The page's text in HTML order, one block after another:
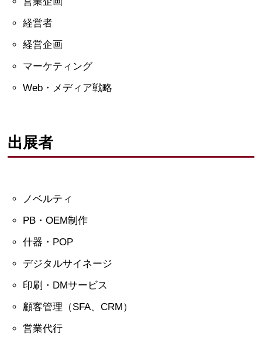
経営者
経営企画
マーケティング
Web・メディア戦略
出展者
ノベルティ
PB・OEM制作
什器・POP
デジタルサイネージ
印刷・DMサービス
顧客管理（SFA、CRM）
営業代行